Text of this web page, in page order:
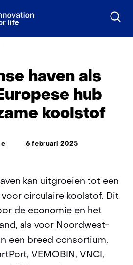
Ga
kansrijke
Europese
hub
voor
duurzame
haven als
hub
koolstof
6 februari 2025
kan uitgroeien tot een
circulaire koolstof. Dit
de economie en het
als voor Noordwest-
een breed consortium,
VEMOBIN, VNCI,